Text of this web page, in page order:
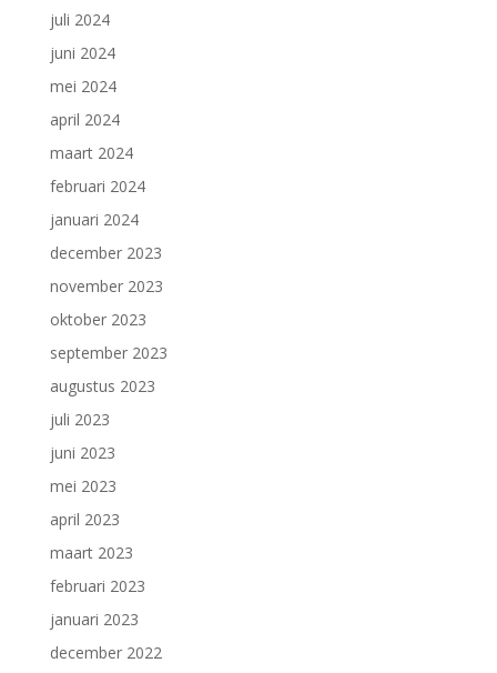
juli 2024
juni 2024
mei 2024
april 2024
maart 2024
februari 2024
januari 2024
december 2023
november 2023
oktober 2023
september 2023
augustus 2023
juli 2023
juni 2023
mei 2023
april 2023
maart 2023
februari 2023
januari 2023
december 2022